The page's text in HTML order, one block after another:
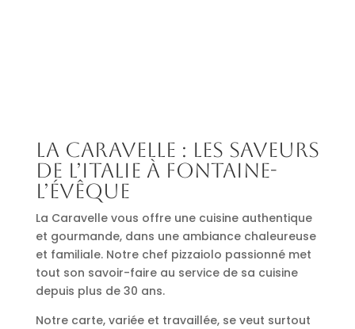
La Caravelle : les saveurs
de l’Italie à Fontaine-
l’Évêque
La Caravelle vous offre une cuisine authentique
et gourmande, dans une ambiance chaleureuse
et familiale. Notre chef pizzaiolo passionné met
tout son savoir-faire au service de sa cuisine
depuis plus de 30 ans.
Notre carte, variée et travaillée, se veut surtout